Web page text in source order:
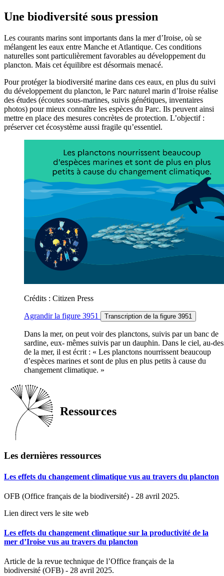
Une biodiversité sous pression
Les courants marins sont importants dans la mer d’Iroise, où se
mélangent les eaux entre Manche et Atlantique. Ces conditions
naturelles sont particulièrement favorables au développement du
plancton. Mais cet équilibre est désormais menacé.
Pour protéger la biodiversité marine dans ces eaux, en plus du suivi
du développement du plancton, le Parc naturel marin d’Iroise réalise
des études (écoutes sous-marines, suivis génétiques, inventaires
photos) pour mieux connaître les espèces du Parc. Ils peuvent ainsi
mettre en place des mesures concrètes de protection. L’objectif :
préserver cet écosystème aussi fragile qu’essentiel.
Crédits : Citizen Press
Agrandirla figure 3951 Transcription de la figure 3951
Dans la mer, on peut voir des planctons, suivis par un banc de
sardine, eux- mêmes suivis par un dauphin. Dans le ciel, au-
de la mer, il est écrit : « Les planctons nourrissent beaucoup
d’espèces marines et sont de plus en plus petits à cause du
changement climatique. »
Ressources
Les dernières ressources
Les effets du changement climatique vus au travers du plancton
OFB (Office français de la biodiversité) - 28 avril 2025.
Lien direct vers le site web
Les effets du changement climatique sur la productivité de la
mer d’Iroise vus au travers du plancton
Article de la revue technique de l’Office français de la
biodiversité (OFB) - 28 avril 2025.